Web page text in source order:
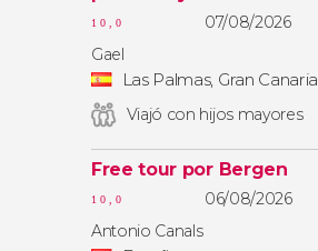
10,0
07/08/2026
Gael
Las Palmas, Gran
Viajó con hijos mayores
Free tour por Bergen
10,0
06/08/2026
Antonio Canals